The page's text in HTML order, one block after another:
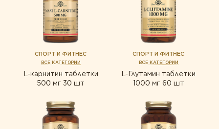
СПОРТ И ФИТНЕС
ВСЕ КАТЕГОРИИ
L-карнитин таблетки
500 мг 30 шт
СПОРТ И ФИТНЕС
ВСЕ КАТЕГОРИИ
L-Глутамин таблетки
1000 мг 60 шт